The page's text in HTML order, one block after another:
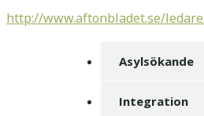
http://www.aftonbladet.se/
Asylsökande
Integration